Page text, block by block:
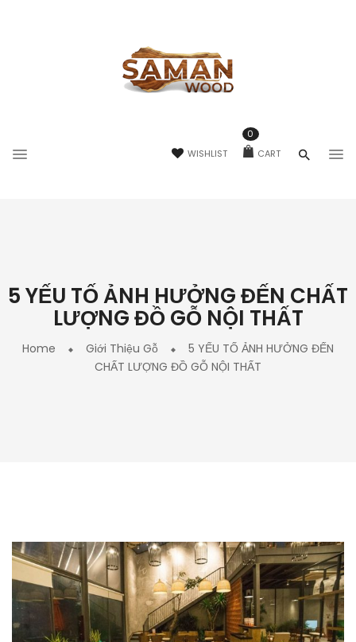
WISHLIST CART
0
5 YẾU TỐ ẢNH HƯỞNG ĐẾN CHẤT
LƯỢNG ĐỒ GỖ NỘI THẤT
Home Giới Thiệu Gỗ
5 YẾU TỐ ẢNH HƯỞNG ĐẾN
CHẤT LƯỢNG ĐỒ GỖ NỘI THẤT